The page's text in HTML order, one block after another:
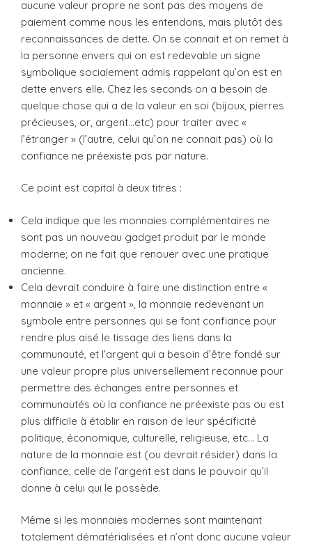
aucune valeur propre ne sont pas des moyens de
paiement comme nous les entendons, mais plutôt des
reconnaissances de dette. On se connait et on remet à
la personne envers qui on est redevable un signe
symbolique socialement admis rappelant qu’on est en
dette envers elle. Chez les seconds on a besoin de
quelque chose qui a de la valeur en soi (bijoux, pierres
précieuses, or, argent…etc) pour traiter avec «
l’étranger » (l’autre, celui qu’on ne connait pas) où la
confiance ne préexiste pas par nature.
Ce point est capital à deux titres :
Cela indique que les monnaies complémentaires ne
sont pas un nouveau gadget produit par le monde
moderne; on ne fait que renouer avec une pratique
ancienne.
Cela devrait conduire à faire une distinction entre «
monnaie » et « argent », la monnaie redevenant un
symbole entre personnes qui se font confiance pour
rendre plus aisé le tissage des liens dans la
communauté, et l’argent qui a besoin d’être fondé sur
une valeur propre plus universellement reconnue pour
permettre des échanges entre personnes et
communautés où la confiance ne préexiste pas ou est
plus difficile à établir en raison de leur spécificité
politique, économique, culturelle, religieuse, etc… La
nature de la monnaie est (ou devrait résider) dans la
confiance, celle de l’argent est dans le pouvoir qu’il
donne à celui qui le possède.
Même si les monnaies modernes sont maintenant
totalement dématérialisées et n’ont donc aucune valeur